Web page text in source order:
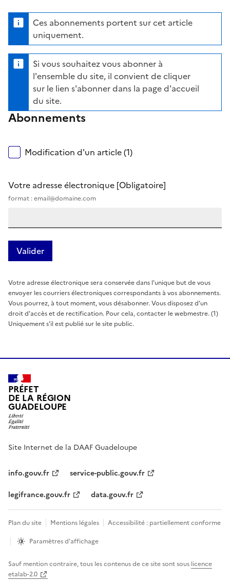
Ces abonnements portent sur cet article
uniquement.
Si vous souhaitez vous abonner à
l'ensemble du site, il convient de cliquer
sur le lien s'abonner dans la page d'accueil
du site.
Abonnements
Modification d'un article (1)
Votre adresse électronique [Obligatoire]
format : email@domaine.com
Votre adresse électronique sera conservée dans l'unique but de vous
envoyer les courriers électroniques correspondants à vos abonnements.
Vous pourrez, à tout moment, vous désabonner. Vous disposez d'un
droit d'accès et de rectification. Pour cela, contacter le webmestre. (1)
Uniquement s'il est publié sur le site public.
PRÉFET
DE LA RÉGION
GUADELOUPE
Site Internet de la DAAF Guadeloupe
info.gouv.fr
service-public.gouv.fr
legifrance.gouv.fr
data.gouv.fr
Plan du site Mentions légales
Accessibilité : partiellement conforme
Paramètres d'affichage
Sauf mention contraire, tous les contenus de ce site sont sous licence
etalab-2.0